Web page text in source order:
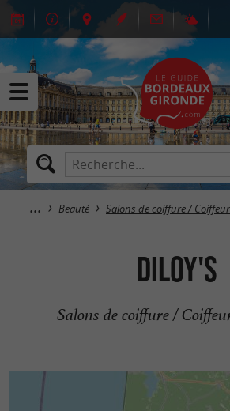
Beauté Salons de coiffure /
Diloy's
Salons de coiffure /